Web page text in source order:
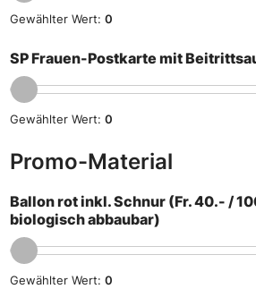
Gewählter Wert: 0
SP Frauen-Postkarte mit
Gewählter Wert: 0
Promo-Material
Ballon rot inkl. Schnur (Fr. 40.- /
biologisch abbaubar)
Gewählter Wert: 0